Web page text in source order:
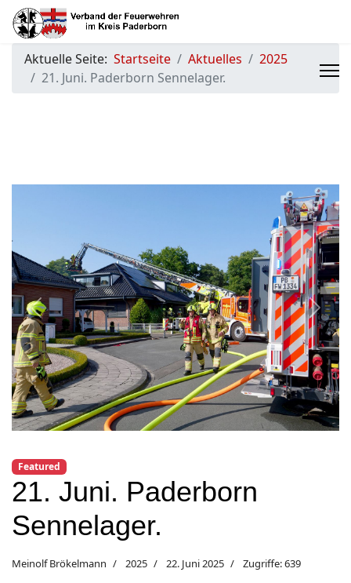
Aktuelle Seite: Startseite Aktuelles
2025
21. Juni. Paderborn Sennelager.
Previous Next
Featured
21. Juni. Paderborn
Sennelager.
Meinolf Brökelmann 2025 22. Juni 2025 Zugriffe: 639